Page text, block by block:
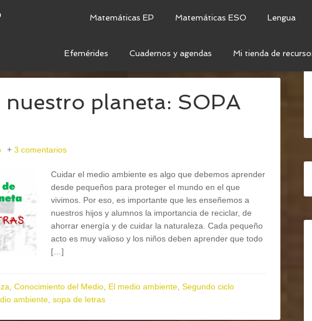
Matemáticas EP Matemáticas ESO Lengua
Efemérides Cuadernos y agendas Mi tienda de
planeta: SOPA
3 comentarios
Cuidar el medio ambiente es algo que debemos aprender
desde pequeños para proteger el mundo en el que
vivimos. Por eso, es importante que les enseñemos a
nuestros hijos y alumnos la importancia de reciclar, de
ahorrar energía y de cuidar la naturaleza. Cada pequeño
acto es muy valioso y los niños deben aprender que todo
[…]
Conocimiento del Medio El medio ambiente Segundo ciclo
ambiente sopa de letras